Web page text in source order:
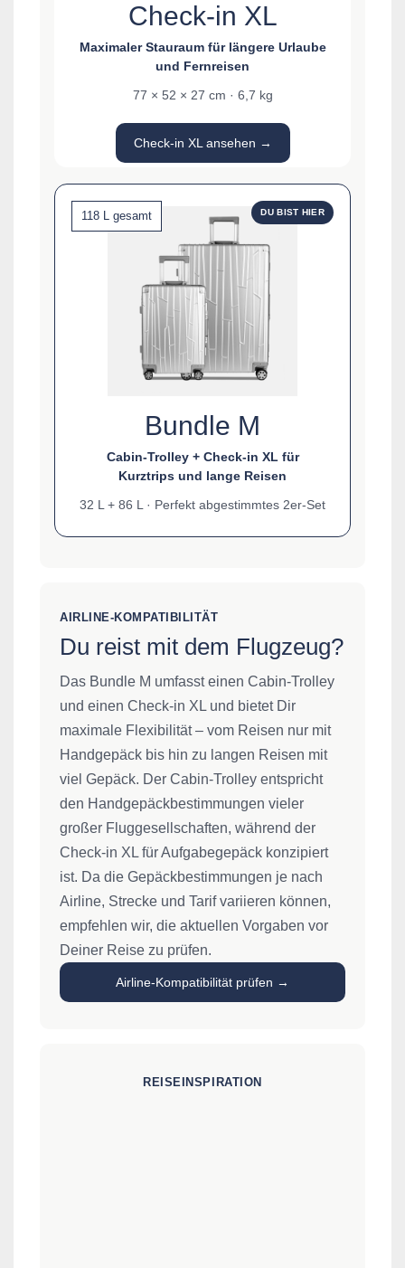
Check-in XL
Maximaler Stauraum für längere Urlaube
und Fernreisen
77 × 52 × 27 cm · 6,7 kg
Check-in XL ansehen →
118 L gesamt DU BIST HIER
Bundle M
Cabin-Trolley + Check-in XL für
Kurztrips und lange Reisen
32 L + 86 L · Perfekt abgestimmtes 2er-Set
AIRLINE-KOMPATIBILITÄT
Du reist mit dem Flugzeug?
Das Bundle M umfasst einen Cabin-Trolley
und einen Check-in XL und bietet Dir
maximale Flexibilität – vom Reisen nur mit
Handgepäck bis hin zu langen Reisen mit
viel Gepäck. Der Cabin-Trolley entspricht
den Handgepäckbestimmungen vieler
großer Fluggesellschaften, während der
Check-in XL für Aufgabegepäck konzipiert
ist. Da die Gepäckbestimmungen je nach
Airline, Strecke und Tarif variieren können,
empfehlen wir, die aktuellen Vorgaben vor
Deiner Reise zu prüfen.
Airline-Kompatibilität prüfen →
REISEINSPIRATION